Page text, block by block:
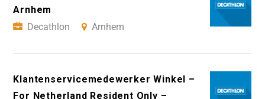
Arnhem
Decathlon
Arnhem
Klantenservicemedewerker Winkel –
For Netherland Resident Only –